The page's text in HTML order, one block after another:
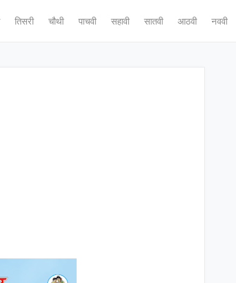
तिसरी चौथी पाचवी सहावी सातवी आठवी नववी